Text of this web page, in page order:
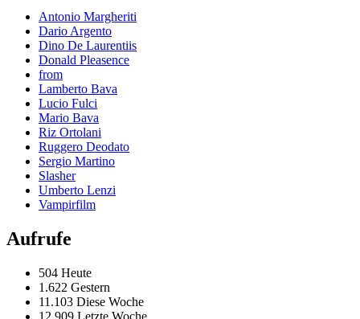
Antonio Margheriti
Dario Argento
Dino De Laurentiis
Donald Pleasence
from
Lamberto Bava
Lucio Fulci
Mario Bava
Riz Ortolani
Ruggero Deodato
Sergio Martino
Slasher
Umberto Lenzi
Vampirfilm
Aufrufe
504 Heute
1.622 Gestern
11.103 Diese Woche